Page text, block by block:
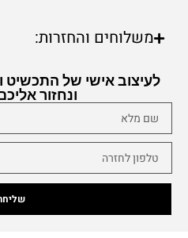
משלוחים והחזרות:
לעיצוב אישי של התכשיט
ונחזור